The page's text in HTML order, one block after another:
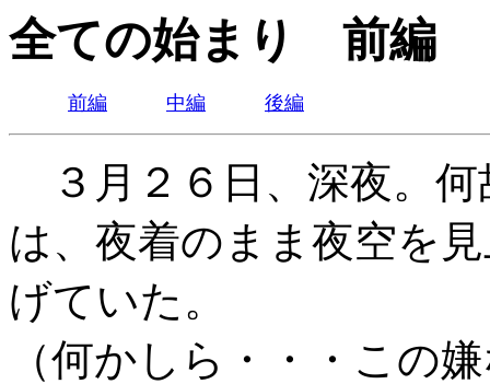
全ての始まり 前編
前編 中編 後編
３月２６日、深夜。
は、夜着のまま夜空を
げていた。
（何かしら・・・この